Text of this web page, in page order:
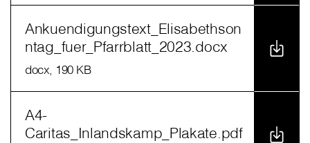
Ankuendigungstext_Elisabethson
ntag_fuer_Pfarrblatt_2023.docx
docx, 190 KB
A4-
Caritas_Inlandskamp_Plakate.pdf